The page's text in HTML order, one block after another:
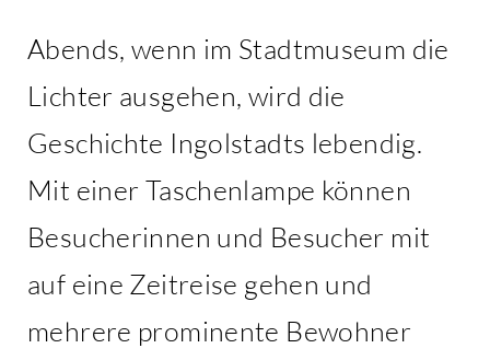
Abends, wenn im Stadtmuseum die
Lichter ausgehen, wird die
Geschichte Ingolstadts lebendig.
Mit einer Taschenlampe können
Besucherinnen und Besucher mit
auf eine Zeitreise gehen und
mehrere prominente Bewohner